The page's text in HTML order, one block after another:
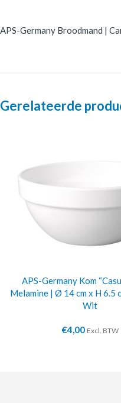
APS-Germany Broodmand |
Gerelateerde
APS-Germany Kom
Melamine | Ø 14 cm x H 6.5
Wit
€4,00 Excl. BTW